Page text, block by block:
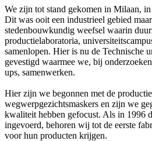
We zijn tot stand gekomen in Milaan,
Dit was ooit een industrieel gebied
stedenbouwkundig weefsel waarin
productielaboratoria,
samenlopen. Hier is nu de Technische
gevestigd waarmee we, bij
ups, samenwerken.
Hier zijn we begonnen met de
wegwerpgezichtsmaskers en zijn we
kwaliteit hebben gefocust. Als in 1996
ingevoerd, behoren wij tot de eerste
voor hun producten krijgen.